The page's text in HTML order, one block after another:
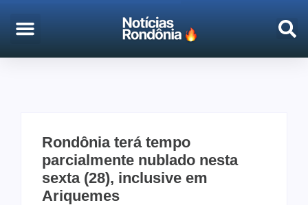
Rondônia terá tempo
parcialmente nublado nesta
sexta (28), inclusive em
Ariquemes